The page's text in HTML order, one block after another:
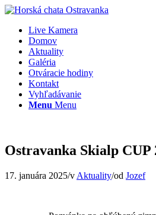
Live Kamera
Domov
Aktuality
Galéria
Otváracie hodiny
Kontakt
Vyhľadávanie
Menu Menu
Ostravanka Skialp CUP
17. januára 2025/v Aktuality/od Jozef